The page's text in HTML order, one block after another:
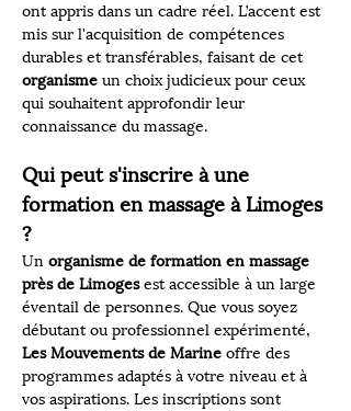
ont appris dans un cadre réel. L’accent est
mis sur l'acquisition de compétences
durables et transférables, faisant de cet
organisme un choix judicieux pour ceux
qui souhaitent approfondir leur
connaissance du massage.
Qui peut s'inscrire à une
formation en massage à Limoges
?
Un organisme de formation en massage
près de Limoges est accessible à un large
éventail de personnes. Que vous soyez
débutant ou professionnel expérimenté,
Les Mouvements de Marine offre des
programmes adaptés à votre niveau et à
vos aspirations. Les inscriptions sont